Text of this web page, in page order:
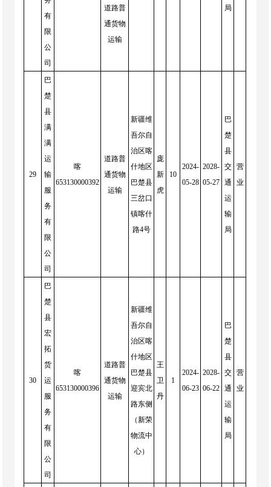
有
限
公
司
道路普
通货物
运输
局
29
巴
楚
县
满
满
运
输
服
务
有
限
公
司
喀
653130000392
道路普
通货物
运输
新疆维
吾尔自
治区喀
什地区
巴楚县
三岔口
镇喀什
路4号
庞
新
虎
10
2024-
05-28
2028-
05-27
巴
楚
县
交
通
运
输
局
营
业
30
巴
楚
县
宏
拓
货
运
服
务
有
限
公
司
喀
653130000396
道路普
通货物
运输
新疆维
吾尔自
治区喀
什地区
巴楚县
迎宾北
路东侧
（新荣
物流中
心）
王
卫
丹
1
2024-
06-23
2028-
06-22
巴
楚
县
交
通
运
输
局
营
业